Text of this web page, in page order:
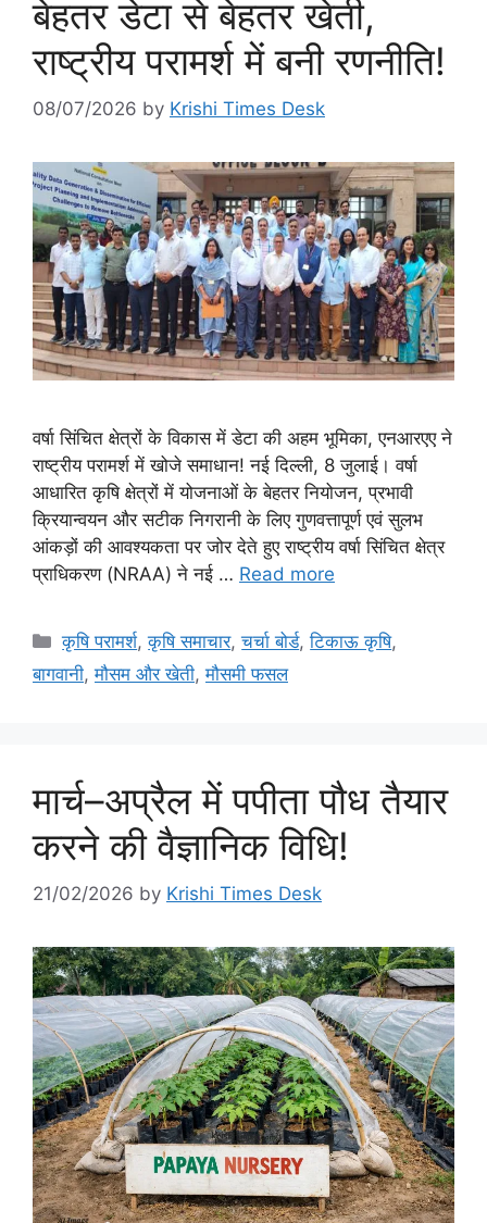
बेहतर डेटा से बेहतर खेती,
राष्ट्रीय परामर्श में बनी रणनीति!
08/07/2026 by Krishi Times Desk
वर्षा सिंचित क्षेत्रों के विकास में डेटा की अहम भूमिका, एनआरएए ने
राष्ट्रीय परामर्श में खोजे समाधान! नई दिल्ली, 8 जुलाई। वर्षा
आधारित कृषि क्षेत्रों में योजनाओं के बेहतर नियोजन, प्रभावी
क्रियान्वयन और सटीक निगरानी के लिए गुणवत्तापूर्ण एवं सुलभ
आंकड़ों की आवश्यकता पर जोर देते हुए राष्ट्रीय वर्षा सिंचित क्षेत्र
प्राधिकरण (NRAA) ने नई … Read more
कृषि परामर्श,कृषि समाचार,चर्चा बोर्ड,टिकाऊ कृषि,
बागवानी,मौसम और खेती,मौसमी फसल
मार्च–अप्रैल में पपीता पौध तैयार
करने की वैज्ञानिक विधि!
21/02/2026 by Krishi Times Desk